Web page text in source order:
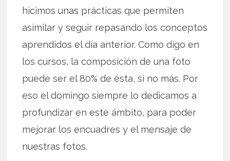
hicimos unas prácticas que permiten
asimilar y seguir repasando los conceptos
aprendidos el día anterior. Como digo en
los cursos, la composición de una foto
puede ser el 80% de ésta, si no más. Por
eso el domingo siempre lo dedicamos a
profundizar en este ámbito, para poder
mejorar los encuadres y el mensaje de
nuestras fotos.